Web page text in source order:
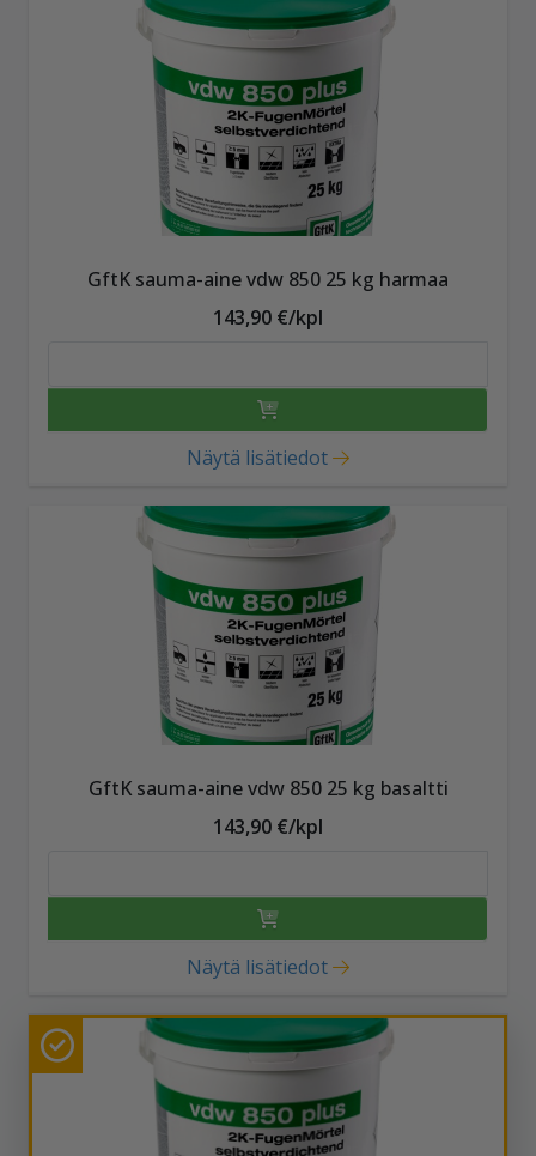
GftK sauma-aine vdw 850 25 kg harmaa
143,90 €/kpl
Näytä lisätiedot
GftK sauma-aine vdw 850 25 kg basaltti
143,90 €/kpl
Näytä lisätiedot